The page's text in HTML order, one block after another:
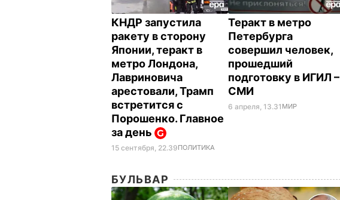
КНДР запустила
ракету в сторону
Японии, теракт в
метро Лондона,
Лавриновича
арестовали, Трамп
встретится с
Порошенко. Главное
за день
15 сентября, 22.39ПОЛИТИКА
Теракт в метро
Петербурга
совершил человек,
прошедший
подготовку в ИГИЛ –
СМИ
6 апреля, 13.31 МИР
БУЛЬВАР